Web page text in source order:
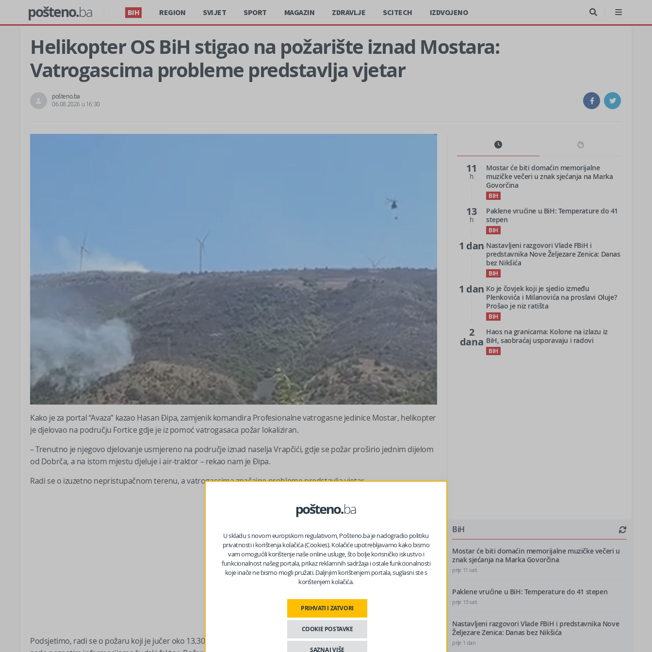
pošteno.ba BIH REGION SVIJET SPORT MAGAZIN ZDRAVLJE SCITECH IZDVOJENO
Helikopter OS BiH stigao na požarište iznad Mostara:
Vatrogascima probleme predstavlja vjetar
pošteno.ba
06.08.2026 u 16:30
Kako je za portal “Avaza” kazao Hasan Đipa, zamjenik komandira Profesionalne vatrogasne jedinice Mostar, helikopter
je djelovao na području Fortice gdje je iz pomoć vatrogasaca požar lokaliziran.
– Trenutno je njegovo djelovanje usmjereno na područje iznad naselja Vrapčići, gdje se požar proširio jednim dijelom
od Dobrča, a na istom mjestu djeluje i air-traktor – rekao nam je Đipa.
Radi se o izuzetno nepristupačnom terenu, a vatrogascima značajne probleme predstavlja vjetar.
Podsjetimo, radi se o požaru koji je jučer oko 13.30 sati izbio na području Gornjeg Zalika i čiji je uzročnik prema do
11
h
Mostar će biti domaćin memorijalne
muzičke večeri u znak sjećanja na Marka
Govorčina
BIH
13
h
Paklene vrućine u BiH: Temperature do 41
stepen
BIH
1 dan Nastavljeni razgovori Vlade FBiH i
predstavnika Nove Željezare Zenica: Danas
bez Nikšića
BIH
1 dan Ko je čovjek koji je sjedio između
Plenkovića i Milanovića na proslavi Oluje?
Prošao je niz ratišta
BIH
2
dana
Haos na granicama: Kolone na izlazu iz
BiH, saobraćaj usporavaju i radovi
BIH
BiH
Mostar će biti domaćin memorijalne muzičke večeri u
znak sjećanja na Marka Govorčina
prije 11 sati
Paklene vrućine u BiH: Temperature do 41 stepen
prije 13 sati
Nastavljeni razgovori Vlade FBiH i predstavnika Nove
Željezare Zenica: Danas bez Nikšića
prije 1 dan
U skladu s novom europskom regulativom, Pošteno.ba je nadogradio politiku
privatnosti i korištenja kolačića (Cookies). Kolačiće upotrebljavamo kako bismo
vam omogućili korištenje naše online usluge, što bolje korisničko iskustvo i
funkcionalnost našeg portala, prikaz reklamnih sadržaja i ostale funkcionalnosti
koje inače ne bismo mogli pružati. Daljnjim korištenjem portala, suglasni ste s
korištenjem kolačića.
PRIHVATI I ZATVORI
COOKIE POSTAVKE
SAZNAJ VIŠE